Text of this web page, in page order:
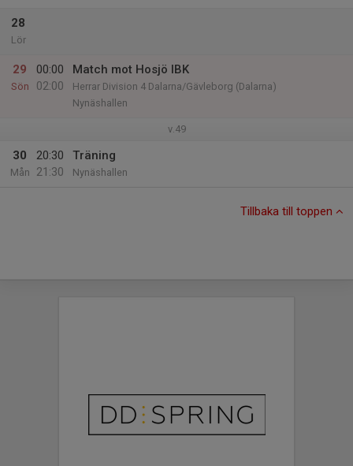
28
Lör
29
Sön
00:00
02:00
Match mot Hosjö IBK
Herrar Division 4 Dalarna/Gävleborg (Dalarna)
Nynäshallen
v.49
30
Mån
20:30
21:30
Träning
Nynäshallen
Tillbaka till toppen